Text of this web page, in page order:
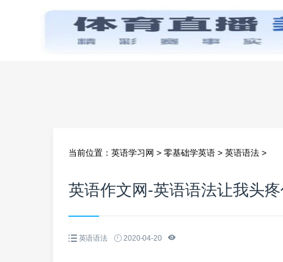
首页
当前位置： 英语学习网 > 零基础学英语 > 英语语法 >
英语作文网-英语语法让我头疼
英语语法 2020-04-20